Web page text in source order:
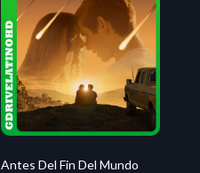
Antes Del Fin Del Mundo